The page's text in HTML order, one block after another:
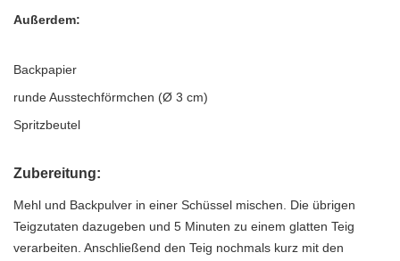
Außerdem:
Backpapier
runde Ausstechförmchen (Ø 3 cm)
Spritzbeutel
Zubereitung:
Mehl und Backpulver in einer Schüssel mischen. Die übrigen
Teigzutaten dazugeben und 5 Minuten zu einem glatten Teig
verarbeiten. Anschließend den Teig nochmals kurz mit den